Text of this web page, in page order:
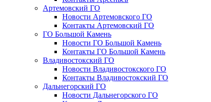
Артемовский ГО
Новости Артемовского ГО
Контакты Артемовский ГО
ГО Большой Камень
Новости ГО Большой Камень
Контакты ГО Большой Камень
Владивостокский ГО
Новости Владивостокского ГО
Контакты Владивостокский ГО
Дальнегорский ГО
Новости Дальнегорского ГО